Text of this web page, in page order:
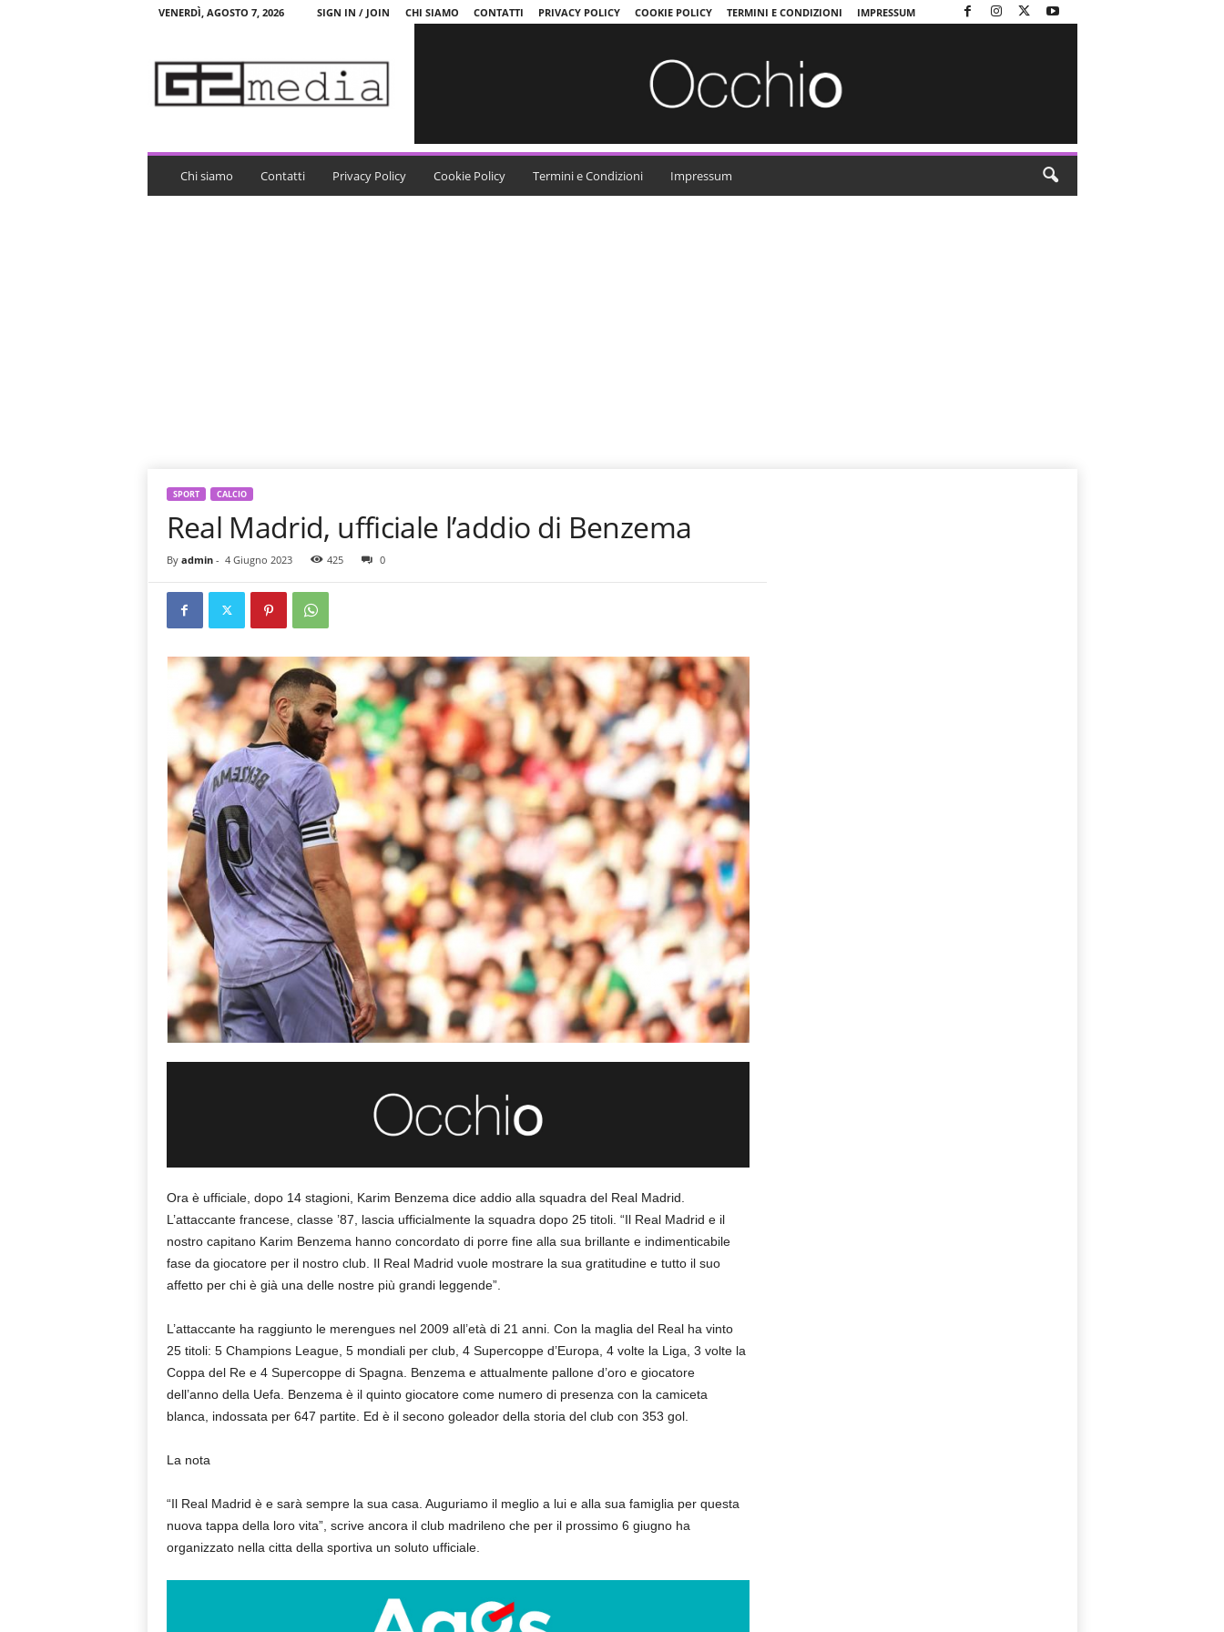
VENERDÌ, AGOSTO 7, 2026 SIGN IN / JOIN CHI SIAMO CONTATTI PRIVACY POLICY COOKIE POLICY TERMINI E CONDIZIONI IMPRESSUM
a
Chi siamo Contatti Privacy Policy Cookie Policy Termini e Condizioni Impressum
SPORT CALCIO
Real Madrid, ufficiale l’addio di Benzema
By admin- 4 Giugno 2023 425 0
Ora è ufficiale, dopo 14 stagioni, Karim Benzema dice addio alla squadra del Real Madrid.
L’attaccante francese, classe ’87, lascia ufficialmente la squadra dopo 25 titoli. “Il Real Madrid e il
nostro capitano Karim Benzema hanno concordato di porre fine alla sua brillante e indimenticabile
fase da giocatore per il nostro club. Il Real Madrid vuole mostrare la sua gratitudine e tutto il suo
affetto per chi è già una delle nostre più grandi leggende”.
L’attaccante ha raggiunto le merengues nel 2009 all’età di 21 anni. Con la maglia del Real ha vinto
25 titoli: 5 Champions League, 5 mondiali per club, 4 Supercoppe d’Europa, 4 volte la Liga, 3 volte la
Coppa del Re e 4 Supercoppe di Spagna. Benzema e attualmente pallone d’oro e giocatore
dell’anno della Uefa. Benzema è il quinto giocatore come numero di presenza con la camiceta
blanca, indossata per 647 partite. Ed è il secono goleador della storia del club con 353 gol.
La nota
“Il Real Madrid è e sarà sempre la sua casa. Auguriamo il meglio a lui e alla sua famiglia per questa
nuova tappa della loro vita”, scrive ancora il club madrileno che per il prossimo 6 giugno ha
organizzato nella citta della sportiva un soluto ufficiale.